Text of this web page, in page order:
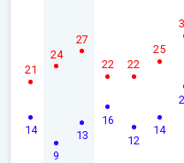
14
21
9
24
13
27
16
22
12
22
14
25